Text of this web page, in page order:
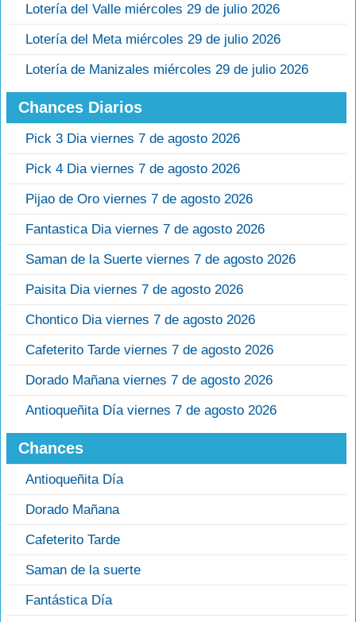
Lotería del Valle miércoles 29 de julio 2026
Lotería del Meta miércoles 29 de julio 2026
Lotería de Manizales miércoles 29 de julio 2026
Chances Diarios
Pick 3 Dia viernes 7 de agosto 2026
Pick 4 Dia viernes 7 de agosto 2026
Pijao de Oro viernes 7 de agosto 2026
Fantastica Dia viernes 7 de agosto 2026
Saman de la Suerte viernes 7 de agosto 2026
Paisita Dia viernes 7 de agosto 2026
Chontico Dia viernes 7 de agosto 2026
Cafeterito Tarde viernes 7 de agosto 2026
Dorado Mañana viernes 7 de agosto 2026
Antioqueñita Día viernes 7 de agosto 2026
Chances
Antioqueñita Día
Dorado Mañana
Cafeterito Tarde
Saman de la suerte
Fantástica Día